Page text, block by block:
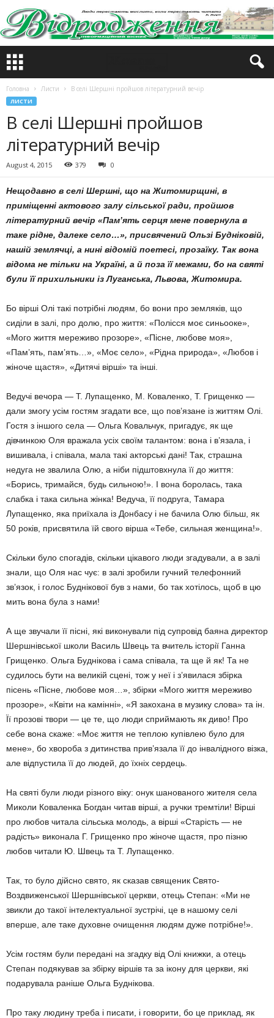
Головна Листи В селі Шершні пройшов літературний вечір
ЛИСТИ
В селі Шершні пройшов
літературний вечір
August 4, 2015 379 0
Нещодавно в селі Шершні, що на Житомирщині, в
приміщенні актового залу сільської ради, пройшов
літературний вечір «Пам’ять серця мене повернула в
таке рідне, далеке село…», присвячений Ользі Будніковій,
нашій землячці, а нині відомій поетесі, прозаїку. Так вона
відома не тільки на Україні, а й поза її межами, бо на святі
були її прихильники із Луганська, Львова, Житомира.
Бо вірші Олі такі потрібні людям, бо вони про земляків, що
сиділи в залі, про долю, про життя: «Полісся моє синьооке»,
«Мого життя мереживо прозоре», «Пісне, любове моя»,
«Пам’ять, пам’ять…», «Моє село», «Рідна природа», «Любов і
жіноче щастя», «Дитячі вірші» та інші.
Ведучі вечора — Т. Лупащенко, М. Коваленко, Т. Грищенко —
дали змогу усім гостям згадати все, що пов’язане із життям Олі.
Гостя з іншого села — Ольга Ковальчук, пригадує, як ще
дівчинкою Оля вражала усіх своїм талантом: вона і в’язала, і
вишивала, і співала, мала такі акторські дані! Так, страшна
недуга не звалила Олю, а ніби підштовхнула її до життя:
«Борись, тримайся, будь сильною!». І вона боролась, така
слабка і така сильна жінка! Ведуча, її подруга, Тамара
Лупащенко, яка приїхала із Донбасу і не бачила Олю більш, як
50 років, присвятила їй свого вірша «Тебе, сильная женщина!».
Скільки було спогадів, скільки цікавого люди згадували, а в залі
знали, що Оля нас чує: в залі зробили гучний телефонний
зв’язок, і голос Буднікової був з нами, бо так хотілось, щоб в цю
мить вона була з нами!
А ще звучали її пісні, які виконували під супровід баяна директор
Шершнівської школи Василь Швець та вчитель історії Ганна
Грищенко. Ольга Буднікова і сама співала, та ще й як! Та не
судилось бути на великій сцені, тож у неї і з’явилася збірка
пісень «Пісне, любове моя…», збірки «Мого життя мереживо
прозоре», «Квіти на камінні», «Я закохана в музику слова» та ін.
Її прозові твори — це те, що люди сприймають як диво! Про
себе вона скаже: «Моє життя не теплою купівлею було для
мене», бо хвороба з дитинства прив’язала її до інвалідного візка,
але відпустила її до людей, до їхніх сердець.
На святі були люди різного віку: онук шанованого жителя села
Миколи Коваленка Богдан читав вірші, а ручки тремтіли! Вірші
про любов читала сільська молодь, а вірші «Старість — не
радість» виконала Г. Грищенко про жіноче щастя, про пізню
любов читали Ю. Швець та Т. Лупащенко.
Так, то було дійсно свято, як сказав священик Свято-
Воздвиженської Шершнівської церкви, отець Степан: «Ми не
звикли до такої інтелектуальної зустрічі, це в нашому селі
вперше, але таке духовне очищення людям дуже потрібне!».
Усім гостям були передані на згадку від Олі книжки, а отець
Степан подякував за збірку віршів та за ікону для церкви, які
подарувала раніше Ольга Буднікова.
Про таку людину треба і писати, і говорити, бо це приклад, як